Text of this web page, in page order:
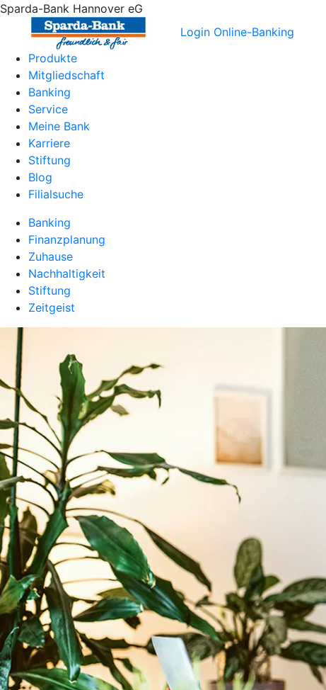
Sparda-Bank Hannover eG
Login Online-Banking
Produkte
Mitgliedschaft
Banking
Service
Meine Bank
Karriere
Stiftung
Blog
Filialsuche
Banking
Finanzplanung
Zuhause
Nachhaltigkeit
Stiftung
Zeitgeist